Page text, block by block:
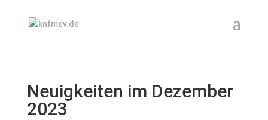
Neuigkeiten im Dezember
2023